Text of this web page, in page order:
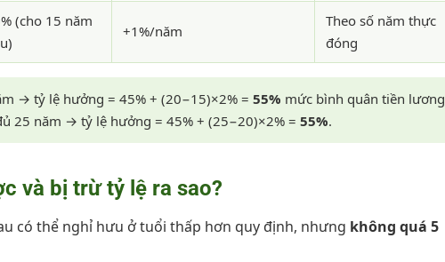
(cho 15 năm
+1%/năm
Theo số năm thực
đóng
→ tỷ lệ hưởng = 45% + (20−15)×2% = 55% mức bình quân tiền lương
25 năm → tỷ lệ hưởng = 45% + (25−20)×2% = 55%.
và bị trừ tỷ lệ ra sao?
có thể nghỉ hưu ở tuổi thấp hơn quy định, nhưng không quá 5